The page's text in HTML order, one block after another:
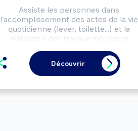
Assiste les personnes dans
l'accomplissement des actes de la vie
quotidienne (lever, toilette...) et la
réalisation des travaux ménagers
maintenir leur autonomie.
Découvrir